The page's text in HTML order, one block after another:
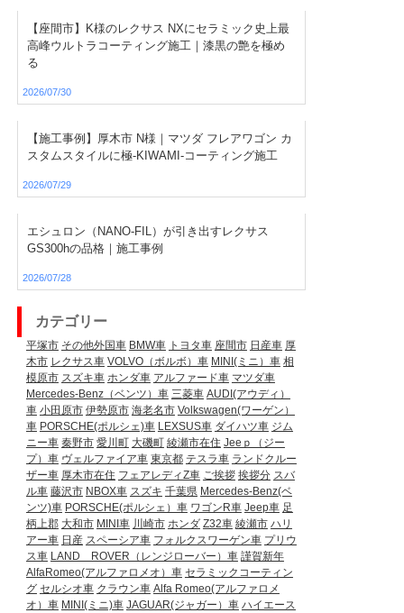
【座間市】K様のレクサス NXにセラミック史上最
高峰ウルトラコーティング施工｜漆黒の艶を極め
る
2026/07/30
【施工事例】厚木市 N様｜マツダ フレアワゴン カ
スタムスタイルに極-KIWAMI-コーティング施工
2026/07/29
エシュロン（NANO-FIL）が引き出すレクサス
GS300hの品格｜施工事例
2026/07/28
カテゴリー
平塚市 その他外国車 BMW車 トヨタ車 座間市 日産車 厚
木市 レクサス車 VOLVO（ボルボ）車 MINI(ミニ）車 相
模原市 スズキ車 ホンダ車 アルファード車 マツダ車
Mercedes-Benz（ベンツ）車 三菱車 AUDI(アウディ）
車 小田原市 伊勢原市 海老名市 Volkswagen(ワーゲン）
車 PORSCHE(ポルシェ)車 LEXSUS車 ダイハツ車 ジム
ニー車 秦野市 愛川町 大磯町 綾瀬市在住 Jeeｐ（ジー
プ）車 ヴェルファイア車 東京都 テスラ車 ランドクルー
ザー車 厚木市在住 フェアレディZ車 ご挨拶 挨拶分 スバ
ル車 藤沢市 NBOX車 スズキ 千葉県 Mercedes-Benz(ベ
ンツ)車 PORSCHE(ポルシェ）車 ワゴンR車 Jeep車 足
柄上郡 大和市 MINI車 川崎市 ホンダ Z32車 綾瀬市 ハリ
アー車 日産 スペーシア車 フォルクスワーゲン車 プリウ
ス車 LAND ROVER（レンジローバー）車 謹賀新年
AlfaRomeo(アルファロメオ）車 セラミックコーティン
グ セルシオ車 クラウン車 Alfa Romeo(アルファロメ
オ）車 MINI(ミニ)車 JAGUAR(ジャガー）車 ハイエース